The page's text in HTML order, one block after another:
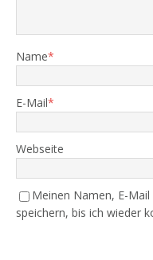
Name*
E-Mail*
Webseite
Meinen Namen, E-
speichern, bis ich wieder